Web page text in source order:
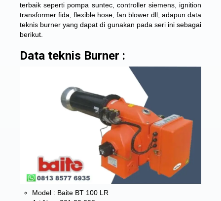
terbaik seperti pompa suntec, controller siemens, ignition
transformer fida, flexible hose, fan blower dll, adapun data
teknis burner yang dapat di gunakan pada seri ini sebagai
berikut.
Data teknis Burner :
Model : Baite BT 100 LR